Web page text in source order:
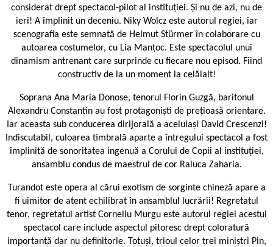
considerat drept spectacol-pilot al instituției. Și nu de azi, nu de
ieri! A împlinit un deceniu. Niky Wolcz este autorul regiei, iar
scenografia este semnată de Helmut Stürmer în colaborare cu
autoarea costumelor, cu Lia Manțoc. Este spectacolul unui
dinamism antrenant care surprinde cu fiecare nou episod. Fiind
constructiv de la un moment la celălalt!
Soprana Ana Maria Donose, tenorul Florin Guzgă, baritonul
Alexandru Constantin au fost protagoniști de prețioasă orientare.
Iar aceasta sub conducerea dirijorală a aceluiași David Crescenzi!
Indiscutabil, culoarea timbrală aparte a întregului spectacol a fost
împlinită de sonoritatea ingenuă a Corului de Copii al instituției,
ansamblu condus de maestrul de cor Raluca Zaharia.
Turandot este opera al cărui exotism de sorginte chineză apare a
fi uimitor de atent echilibrat în ansamblul lucrării! Regretatul
tenor, regretatul artist Corneliu Murgu este autorul regiei acestui
spectacol care include aspectul pitoresc drept coloratură
importantă dar nu definitorie. Totuși, trioul celor trei miniștri Pin,